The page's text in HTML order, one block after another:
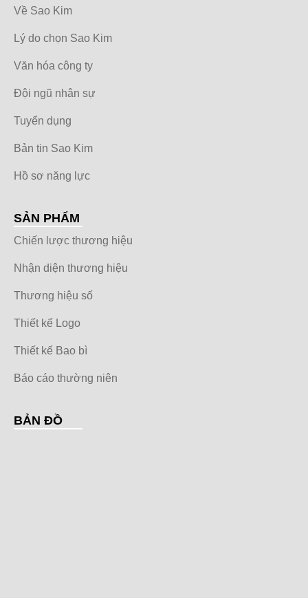
Về Sao Kim
Lý do chọn Sao Kim
Văn hóa công ty
Đội ngũ nhân sự
Tuyển dụng
Bản tin Sao Kim
Hồ sơ năng lực
SẢN PHẨM
Chiến lược thương hiệu
Nhận diện thương hiệu
Thương hiệu số
Thiết kế Logo
Thiết kế Bao bì
Báo cáo thường niên
BẢN ĐỒ